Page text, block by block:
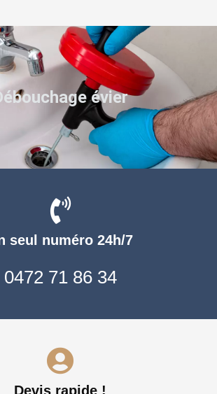
seul numéro 24h/7
0472 71 86 34
Devis rapide !
évier